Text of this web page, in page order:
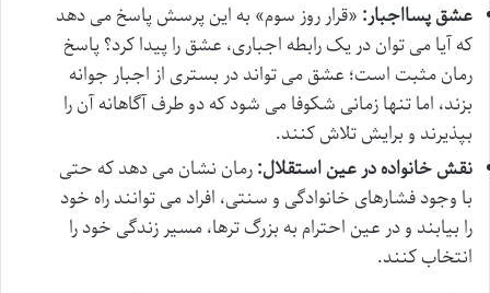
عشق پسااجبار: «قرار روز سوم» به این پرسش پاسخ می دهد
که آیا می توان در یک رابطه اجباری، عشق را پیدا کرد؟ پاسخ
رمان مثبت است؛ عشق می تواند در بستری از اجبار جوانه
بزند، اما تنها زمانی شکوفا می شود که دو طرف آگاهانه آن را
بپذیرند و برایش تلاش کنند.
نقش خانواده در عین استقلال:رمان نشان می دهد که حتی
با وجود فشارهای خانوادگی و سنتی، افراد می توانند راه خود
را بیابند و در عین احترام به بزرگ ترها، مسیر زندگی خود را
انتخاب کنند.